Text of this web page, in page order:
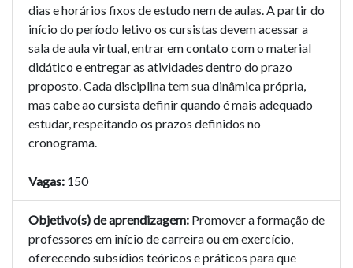
dias e horários fixos de estudo nem de aulas. A partir do
início do período letivo os cursistas devem acessar a
sala de aula virtual, entrar em contato com o material
didático e entregar as atividades dentro do prazo
proposto. Cada disciplina tem sua dinâmica própria,
mas cabe ao cursista definir quando é mais adequado
estudar, respeitando os prazos definidos no
cronograma.
Vagas: 150
Objetivo(s) de aprendizagem: Promover a formação de
professores em início de carreira ou em exercício,
oferecendo subsídios teóricos e práticos para que